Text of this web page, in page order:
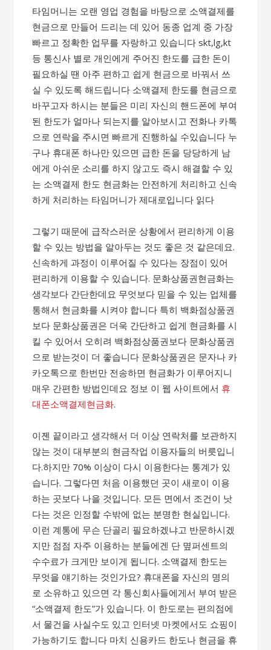
타임머니는 오랜 영업 경험을 바탕으로 소액결제를
현금으로 만들어 드리는 데 있어 동종 업계 중 가장
빠르고 정확한 업무를 자랑하고 있습니다 skt,lg,kt
등 통신사 별로 개인에게 주어진 한도를 급한 돈이
필요하실 땐 아주 편하고 쉽게 현금으로 바꿔서 쓰
실 수 있도록 해드립니다 소액결제 한도를 현금으로
바꾸고자 하시는 분들은 미리 자신의 핸드폰에 부여
된 한도가 얼마나 되는지를 알아보시고 전화나 카톡
으로 연락을 주시면 빠르게 진행하실 수있습니다 누
구나 휴대폰 하나만 있으면 급한 돈을 당당하게 남
에게 아쉬운 소리를 하지 않고도 즉시 해결할 수 있
는 소액결제 한도 현금화는 안전하게 처리하고 신속
하게 처리하는 타임머니가 제대로입니다 읽다
그렇기 때문에 급작스러운 상황에서 편리하게 이용
할 수 있는 방법을 알아두는 것도 좋은 것 같은데요.
신속하게 과정이 이루어질 수 있다는 장점이 있어
편리하게 이용할 수 있습니다. 문화상품권현금화는
생각보다 간단한데요 무엇보다 믿을 수 있는 업체를
통해서 현금화를 시켜야 합니다 특히 백화점상품권
보다 문화상품권은 더욱 간단하고 쉽게 현금화를 시
킬 수 있어서 오히려 백화점상품권보다 문화상품권
으로 받는것이 더 좋습니다 문화상품권은 문자나 카
카오톡으로 한번만 전송하면 현금화가 이루어지니
매우 간편한 방법인데요 정보 이 웹 사이트에서 휴
대폰소액결제현금화.
이젠 끝이라고 생각해서 더 이상 연락처를 보관하지
않는 것이 대부분의 현금작업 이용자들의 버릇입니
다.하지만 70% 이상이 다시 이용한다는 통계가 있
습니다. 그렇다면 처음 이용했던 곳이 새로이 이용
하는 곳보다 나을 것입니다. 모든 면에서 조건이 낫
다는 것은 인정할 수밖에 없는 분명한 현실입니다.
이런 계통에 무슨 단골리 필요하겠냐고 반문하시겠
지만 점점 자주 이용하는 분들에겐 단 몊퍼센트의
수수료가 크게만 보이게 됩니다. 소액결제 한도는
무엇을 얘기하는 것인가요? 휴대폰을 자신의 명의
로 소유하고 있으면 각 통신회사들에게서 부여 받은
“소액결제 한도”가 있습니다. 이 한도로는 편의점에
서 물건을 사실수도 있고 인터넷 마켓에서도 쇼핑이
가능하기도 합니다 마치 신용카드 한도나 현금을 휴